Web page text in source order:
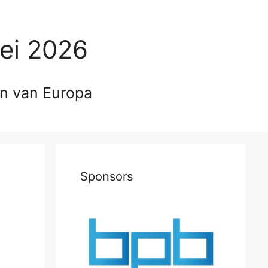
2026
van Europa
Sponsors